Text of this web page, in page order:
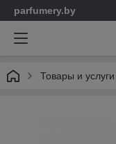
parfumery.by
Товары и услуги